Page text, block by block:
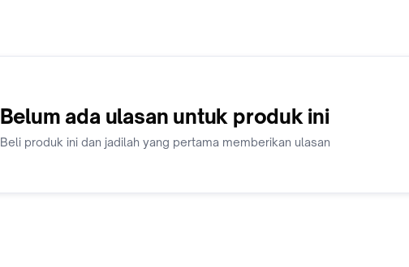
Belum ada ulasan untuk produk ini
Beli produk ini dan jadilah yang pertama memberikan ulasan